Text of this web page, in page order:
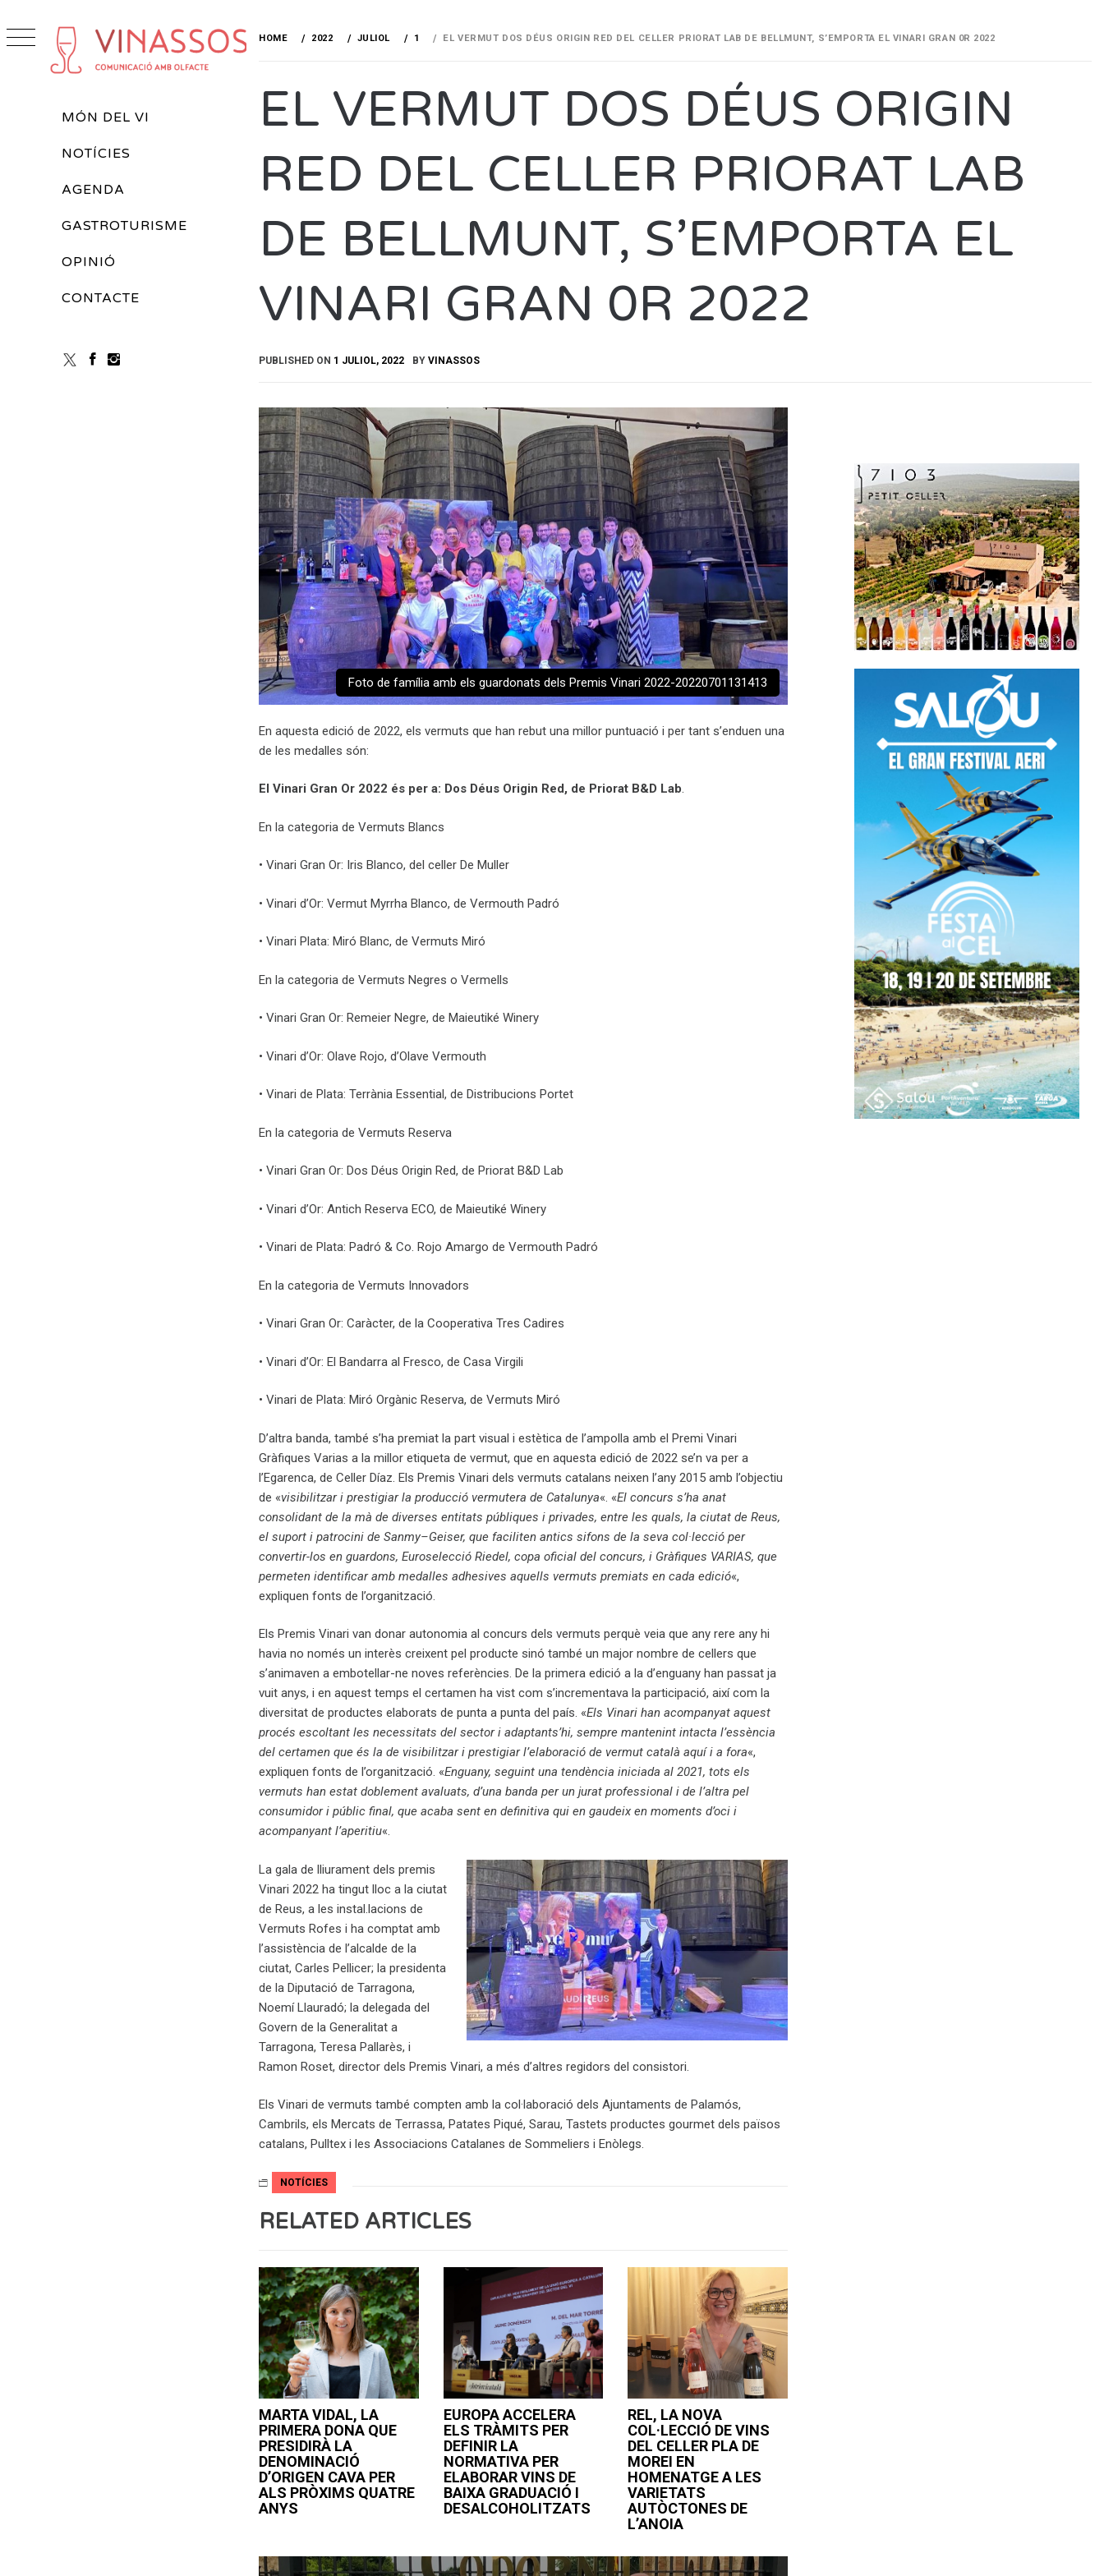
Primary
MÓN DEL VI
NOTÍCIES
AGENDA
GASTROTURISME
OPINIÓ
CONTACTE
to
content
HOME 2022 JULIOL 1 EL VERMUT DOS DÉUS ORIGIN RED DEL CELLER PRIORAT LAB DE BELLMUNT, S’EMPORTA EL VINARI GRAN 0R 2022
EL VERMUT DOS DÉUS ORIGIN
RED DEL CELLER PRIORAT LAB
DE BELLMUNT, S’EMPORTA EL
VINARI GRAN 0R 2022
PUBLISHED ON 1 JULIOL, 2022 BY VINASSOS
Foto de família amb els guardonats dels Premis Vinari 2022-20220701131413
En aquesta edició de 2022, els vermuts que han rebut una millor puntuació i per tant s’enduen una
de les medalles són:
El Vinari Gran Or 2022 és per a: Dos Déus Origin Red, de Priorat B&D Lab.
En la categoria de Vermuts Blancs
• Vinari Gran Or: Iris Blanco, del celler De Muller
• Vinari d’Or: Vermut Myrrha Blanco, de Vermouth Padró
• Vinari Plata: Miró Blanc, de Vermuts Miró
En la categoria de Vermuts Negres o Vermells
• Vinari Gran Or: Remeier Negre, de Maieutiké Winery
• Vinari d’Or: Olave Rojo, d’Olave Vermouth
• Vinari de Plata: Terrània Essential, de Distribucions Portet
En la categoria de Vermuts Reserva
• Vinari Gran Or: Dos Déus Origin Red, de Priorat B&D Lab
• Vinari d’Or: Antich Reserva ECO, de Maieutiké Winery
• Vinari de Plata: Padró & Co. Rojo Amargo de Vermouth Padró
En la categoria de Vermuts Innovadors
• Vinari Gran Or: Caràcter, de la Cooperativa Tres Cadires
• Vinari d’Or: El Bandarra al Fresco, de Casa Virgili
• Vinari de Plata: Miró Orgànic Reserva, de Vermuts Miró
D’altra banda, també s’ha premiat la part visual i estètica de l’ampolla amb el Premi Vinari
Gràfiques Varias a la millor etiqueta de vermut, que en aquesta edició de 2022 se’n va per a
l’Egarenca, de Celler Díaz. Els Premis Vinari dels vermuts catalans neixen l’any 2015 amb l’objectiu
de «visibilitzar i prestigiar la producció vermutera de Catalunya«. «El concurs s’ha anat
consolidant de la mà de diverses entitats públiques i privades, entre les quals, la ciutat de Reus,
el suport i patrocini de Sanmy–Geiser, que faciliten antics sifons de la seva col·lecció per
convertir-los en guardons, Euroselecció Riedel, copa oficial del concurs, i Gràfiques VARIAS, que
permeten identificar amb medalles adhesives aquells vermuts premiats en cada edició«,
expliquen fonts de l’organització.
Els Premis Vinari van donar autonomia al concurs dels vermuts perquè veia que any rere any hi
havia no només un interès creixent pel producte sinó també un major nombre de cellers que
s’animaven a embotellar-ne noves referències. De la primera edició a la d’enguany han passat ja
vuit anys, i en aquest temps el certamen ha vist com s’incrementava la participació, així com la
diversitat de productes elaborats de punta a punta del país. «Els Vinari han acompanyat aquest
procés escoltant les necessitats del sector i adaptants’hi, sempre mantenint intacta l’essència
del certamen que és la de visibilitzar i prestigiar l’elaboració de vermut català aquí i a fora«,
expliquen fonts de l’organització. «Enguany, seguint una tendència iniciada al 2021, tots els
vermuts han estat doblement avaluats, d’una banda per un jurat professional i de l’altra pel
consumidor i públic final, que acaba sent en definitiva qui en gaudeix en moments d’oci i
acompanyant l’aperitiu«.
La gala de lliurament dels premis
Vinari 2022 ha tingut lloc a la ciutat
de Reus, a les instal.lacions de
Vermuts Rofes i ha comptat amb
l’assistència de l’alcalde de la
ciutat, Carles Pellicer; la presidenta
de la Diputació de Tarragona,
Noemí Llauradó; la delegada del
Govern de la Generalitat a
Tarragona, Teresa Pallarès, i
Ramon Roset, director dels Premis Vinari, a més d’altres regidors del consistori.
Els Vinari de vermuts també compten amb la col·laboració dels Ajuntaments de Palamós,
Cambrils, els Mercats de Terrassa, Patates Piqué, Sarau, Tastets productes gourmet dels països
catalans, Pulltex i les Associacions Catalanes de Sommeliers i Enòlegs.
NOTÍCIES
RELATED ARTICLES
MARTA VIDAL, LA
PRIMERA DONA QUE
PRESIDIRÀ LA
DENOMINACIÓ
D’ORIGEN CAVA PER
ALS PRÒXIMS QUATRE
ANYS
EUROPA ACCELERA
ELS TRÀMITS PER
DEFINIR LA
NORMATIVA PER
ELABORAR VINS DE
BAIXA GRADUACIÓ I
DESALCOHOLITZATS
REL, LA NOVA
COL·LECCIÓ DE VINS
DEL CELLER PLA DE
MOREI EN
HOMENATGE A LES
VARIETATS
AUTÒCTONES DE
L’ANOIA
Navegació